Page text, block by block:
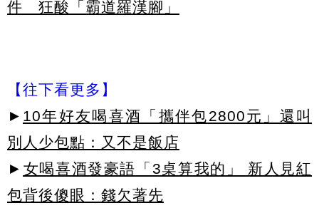
件 狂酸「霸道羅漢腳」
【往下看更多】
► 10年好友喝喜酒「攜伴包2800元」還叫
別人少包點：又不是飯店
► 女喝喜酒發豪語「3桌算我的」 新人見紅
包背後傻眼：錢欠著先